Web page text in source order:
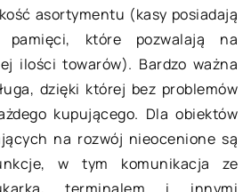
asortymentu (kasy posiadają
pamięci, które pozwalają na
ilości towarów). Bardzo ważna
dzięki której bez problemów
kupującego. Dla obiektów
na rozwój nieocenione są
w tym komunikacja ze